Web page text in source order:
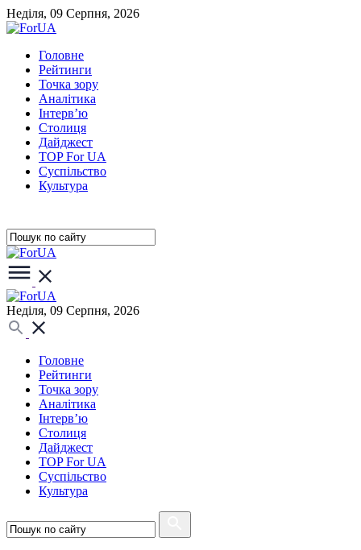
Неділя, 09 Серпня, 2026
Головне
Рейтинги
Точка зору
Аналітика
Інтерв’ю
Столиця
Дайджест
TOP For UA
Суспiльство
Культура
Неділя, 09 Серпня, 2026
Головне
Рейтинги
Точка зору
Аналітика
Інтерв’ю
Столиця
Дайджест
TOP For UA
Суспiльство
Культура